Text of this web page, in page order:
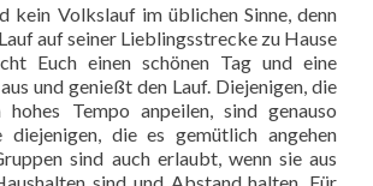
kein Volkslauf im üblichen Sinne, denn
auf seiner Lieblingsstrecke zu Hause
Euch einen schönen Tag und eine
und genießt den Lauf. Diejenigen, die
Tempo anpeilen, sind genauso
diejenigen, die es gemütlich angehen
sind auch erlaubt, wenn sie aus